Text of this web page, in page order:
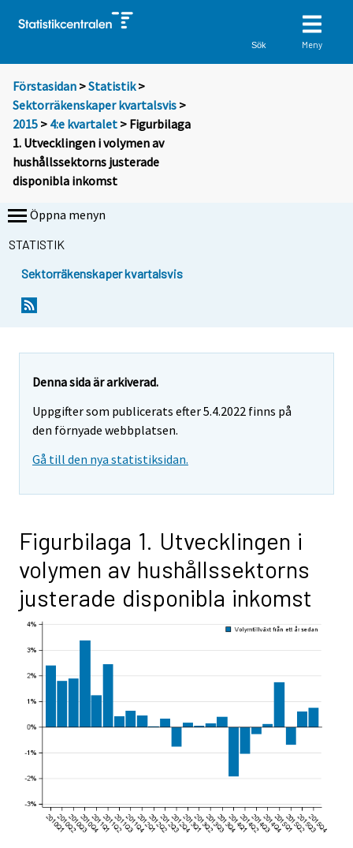
Sök Meny
Förstasidan >Statistik >
Sektorräkenskaper kvartalsvis >
2015 > 4:e kvartalet > Figurbilaga
1. Utvecklingen i volymen av
hushållssektorns justerade
disponibla inkomst
Öppna menyn
STATISTIK
Sektorräkenskaper kvartalsvis
Denna sida är arkiverad.
Uppgifter som publicerats efter 5.4.2022 finns på
den förnyade webbplatsen.
Gå till den nya statistiksidan.
Figurbilaga 1. Utvecklingen i
volymen av hushållssektorns
justerade disponibla inkomst